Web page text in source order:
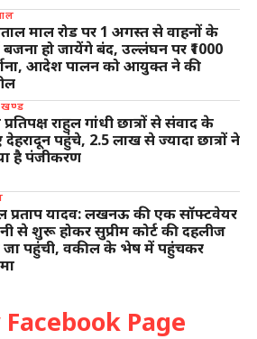
माल रोड पर 1 अगस्त से वाहनों के
बजना हो जायेंगे बंद, उल्लंघन पर ₹1000
आदेश पालन को आयुक्त ने की
राहुल गांधी छात्रों से संवाद के
देहरादून पहुंचे, 2.5 लाख से ज्यादा छात्रों ने
है पंजीकरण
प्रताप यादव: लखनऊ की एक सॉफ्टवेयर
से शुरू होकर सुप्रीम कोर्ट की दहलीज
पहुंची, वकील के भेष में पहुंचकर
Page